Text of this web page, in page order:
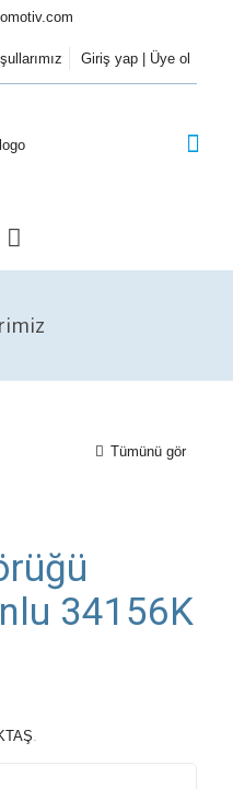
Giriş yap | Üye ol
Tümünü gör
34156K
.